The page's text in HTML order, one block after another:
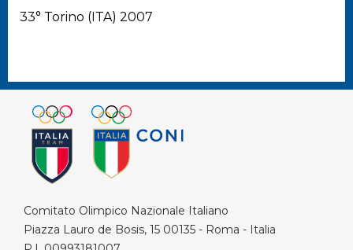
33° Torino (ITA) 2007
Comitato Olimpico Nazionale Italiano
Piazza Lauro de Bosis, 15 00135 - Roma - Italia